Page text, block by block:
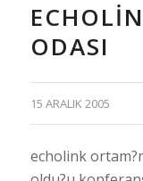
ODASI
15 ARALIK 2005
echolink